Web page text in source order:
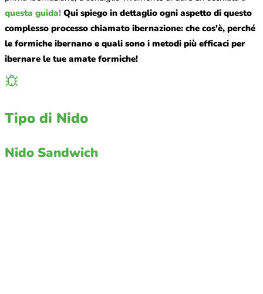
questa guida! Qui spiego in dettaglio ogni aspetto di questo
complesso processo chiamato ibernazione: che cos'è, perché
le formiche ibernano e quali sono i metodi più efficaci per
ibernare le tue amate formiche!
Tipo di Nido
Nido Sandwich